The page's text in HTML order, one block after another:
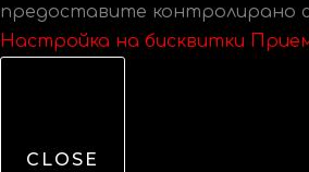
предоставите контролирано
Настройка на бисквитки
CLOSE